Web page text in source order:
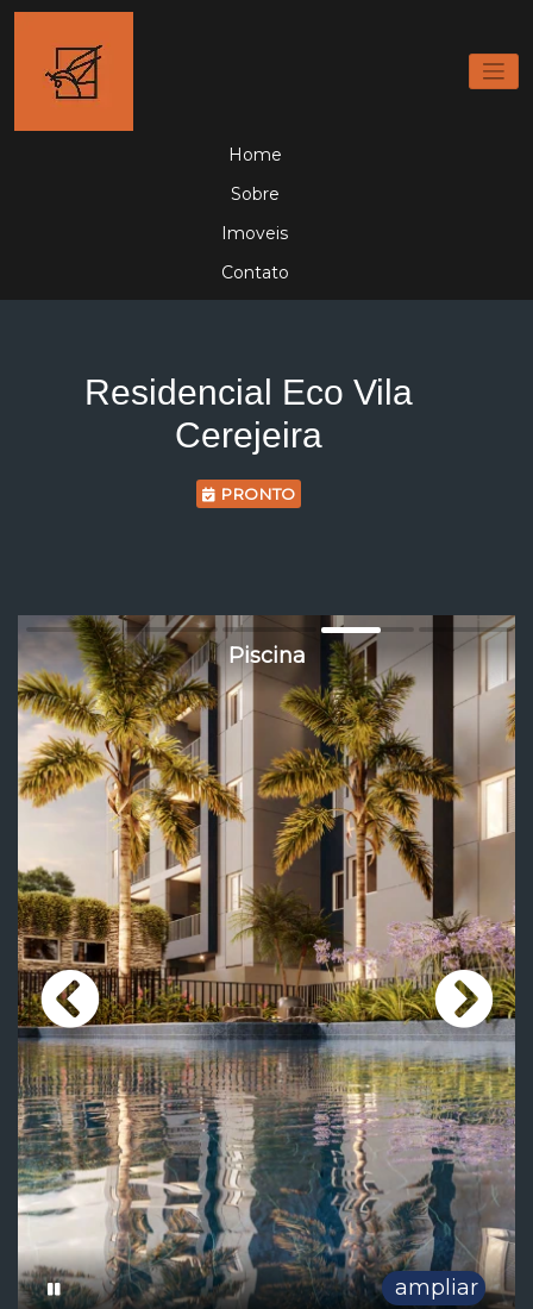
Home
Sobre
Imoveis
Contato
Residencial Eco Vila
Cerejeira
PRONTO
Piscina
ampliar